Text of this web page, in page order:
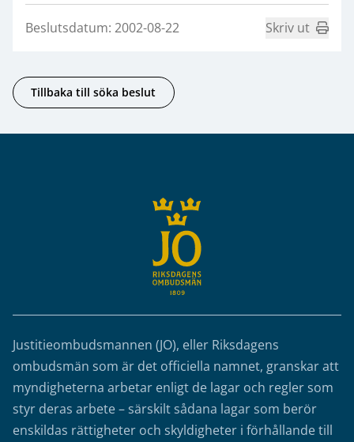
Beslutsdatum: 2002-08-22 Skriv ut
Tillbaka till söka beslut
Justitieombudsmannen (JO), eller Riksdagens
ombudsmän som är det officiella namnet, granskar att
myndigheterna arbetar enligt de lagar och regler som
styr deras arbete – särskilt sådana lagar som berör
enskildas rättigheter och skyldigheter i förhållande till